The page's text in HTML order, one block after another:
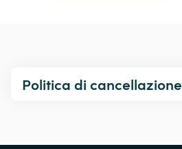
Politica di cancellazione